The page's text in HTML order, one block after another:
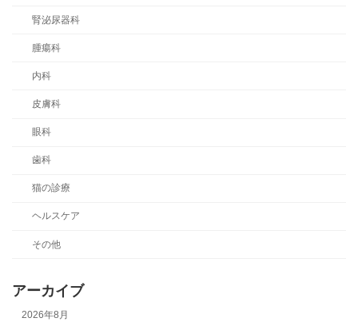
腎泌尿器科
腫瘍科
内科
皮膚科
眼科
歯科
猫の診療
ヘルスケア
その他
アーカイブ
2026年8月